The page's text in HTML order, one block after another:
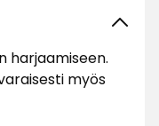
harjaamiseen.
myös